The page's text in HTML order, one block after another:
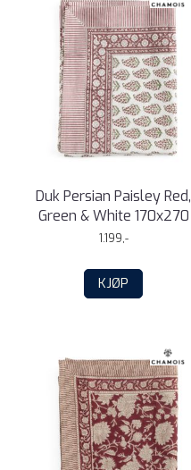
Duk Persian Paisley Red,
Green & White 170x270
1.199,-
KJØP